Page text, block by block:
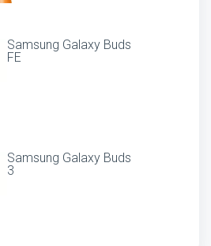
Samsung Galaxy Buds
FE
Samsung Galaxy Buds
3